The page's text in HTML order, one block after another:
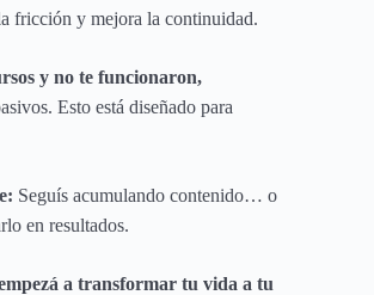
fricción y mejora la continuidad.
y no te funcionaron,
Esto está diseñado para
Seguís acumulando contenido… o
en resultados.
a transformar tu vida a tu